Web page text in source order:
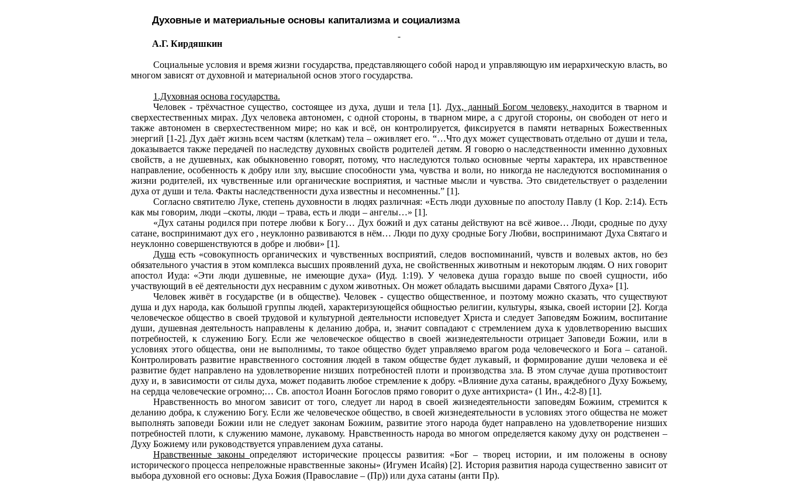
Духовные и материальные основы капитализма и социализма
А.Г. Кирдяшкин
Социальные условия и время жизни государства, представляющего собой народ и управляющую им иерархическую власть, во
многом зависят от духовной и материальной основ этого государства.
1.Духовная основа государства.
Человек - трёхчастное существо, состоящее из духа, души и тела [1]. Дух, данный Богом человеку,находится в тварном и
сверхестественных мирах. Дух человека автономен, с одной стороны, в тварном мире, а с другой стороны, он свободен от него и
также автономен в сверхестественном мире; но как и всё, он контролируется, фиксируется в памяти нетварных Божественных
энергий [1-2]. Дух даёт жизнь всем частям (клеткам) тела – оживляет его. “…Что дух может существовать отдельно от души и тела,
доказывается также передачей по наследству духовных свойств родителей детям. Я говорю о наследственности именнно духовных
свойств, а не душевных, как обыкновенно говорят, потому, что наследуются только основные черты характера, их нравственное
направление, особенность к добру или злу, высшие способности ума, чувства и воли, но никогда не наследуются воспоминания о
жизни родителей, их чувственные или органические восприятия, и частные мысли и чувства. Это свидетельствует о разделении
духа от души и тела. Факты наследственности духа известны и несомненны.” [1].
Согласно святителю Луке, степень духовности в людях различная: «Есть люди духовные по апостолу Павлу (1 Кор. 2:14). Есть
как мы говорим, люди –скоты, люди – трава, есть и люди – ангелы…» [1].
«Дух сатаны родился при потере любви к Богу… Дух божий и дух сатаны действуют на всё живое… Люди, сродные по духу
сатане, воспринимают дух его , неуклонно развиваются в нём… Люди по духу сродные Богу Любви, воспринимают Духа Святаго и
неуклонно совершенствуются в добре и любви» [1].
Душа есть «совокупность органических и чувственных восприятий, следов воспоминаний, чувств и волевых актов, но без
обязательного участия в этом комплекса высших проявлений духа, не свойственных животным и некоторым людям. О них говорит
апостол Иуда: «Эти люди душевные, не имеющие духа» (Иуд. 1:19). У человека душа гораздо выше по своей сущности, ибо
участвующий в её деятельности дух несравним с духом животных. Он может обладать высшими дарами Святого Духа» [1].
Человек живёт в государстве (и в обществе). Человек - существо общественное, и поэтому можно сказать, что существуют
душа и дух народа, как большой группы людей, характеризующейся общностью религии, культуры, языка, своей истории [2]. Когда
человеческое общество в своей трудовой и культурной деятельности исповедует Христа и следует Заповедям Божиим, воспитание
души, душевная деятельность направлены к деланию добра, и, значит совпадают с стремлением духа к удовлетворению высших
потребностей, к служению Богу. Если же человеческое общество в своей жизнедеятельности отрицает Заповеди Божии, или в
условиях этого общества, они не выполнимы, то такое общество будет управляемо врагом рода человеческого и Бога – сатаной.
Контролировать развитие нравственного состояния людей в таком обществе будет лукавый, и формирование души человека и её
развитие будет направлено на удовлетворение низших потребностей плоти и производства зла. В этом случае душа противостоит
духу и, в зависимости от силы духа, может подавить любое стремление к добру. «Влияние духа сатаны, враждебного Духу Божьему,
на сердца человеческие огромно;… Св. апостол Иоанн Богослов прямо говорит о духе антихриста» (1 Ин., 4:2-8) [1].
Нравственность во многом зависит от того, следует ли народ в своей жизнедеятельности заповедям Божиим, стремится к
деланию добра, к служению Богу. Если же человеческое общество, в своей жизнедеятельности в условиях этого общества не может
выполнять заповеди Божии или не следует законам Божиим, развитие этого народа будет направлено на удовлетворение низших
потребностей плоти, к служению мамоне, лукавому. Нравственность народа во многом определяется какому духу он родственен –
Духу Божиему или руководствуется управлением духа сатаны.
Нравственные законыопределяют исторические процессы развития: «Бог – творец истории, и им положены в основу
исторического процесса непреложные нравственные законы» (Игумен Исайя) [2]. История развития народа существенно зависит от
выбора духовной его основы: Духа Божия (Православие – (Пр)) или духа сатаны (анти Пр).